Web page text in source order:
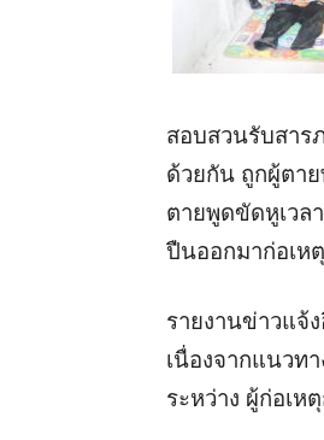
สอบสวนรับสาร
ด้วยกัน ถูกผู้ตา
ตายพูดขัดหูเวล
ปืนออกมาก่อเห
รายงานข่าวแจ้
เนื่องจากแนวท
ระหว่าง ผู้ก่อเ